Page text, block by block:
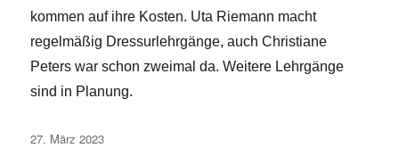
kommen auf ihre Kosten. Uta Riemann macht
regelmäßig Dressurlehrgänge, auch Christiane
Peters war schon zweimal da. Weitere Lehrgänge
sind in Planung.
Veröffentlicht
27. März 2023